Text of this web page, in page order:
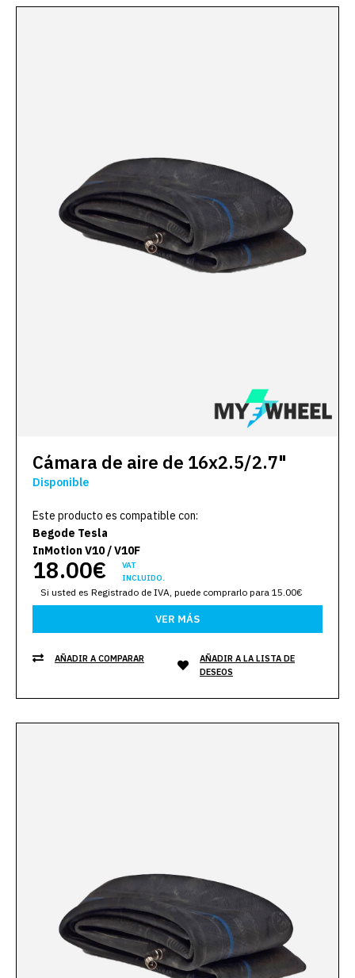
Cámara de aire de 16x2.5/2.7"
Disponible
Este producto es compatible con:
Begode Tesla
InMotion V10 / V10F
18.00€
VAT
INCLUIDO.
Si usted es Registrado de IVA, puede comprarlo para 15.00€
VER MÁS
AÑADIR A COMPARAR
AÑADIR A LA LISTA DE
DESEOS